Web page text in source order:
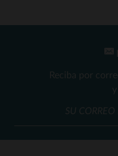
TALLAS DISPONIBLES
3XL
Reciba por